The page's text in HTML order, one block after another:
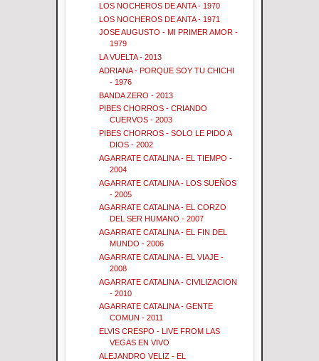
LOS NOCHEROS DE ANTA - 1970
LOS NOCHEROS DE ANTA - 1971
JOSE AUGUSTO - MI PRIMER AMOR -
1979
LA VUELTA - 2013
ADRIANA - PORQUE SOY TU CHICHI
- 1976
BANDA ZERO - 2013
PIBES CHORROS - CRIANDO
CUERVOS - 2003
PIBES CHORROS - SOLO LE PIDO A
DIOS - 2002
AGARRATE CATALINA - EL TIEMPO -
2004
AGARRATE CATALINA - LOS SUEÑOS
- 2005
AGARRATE CATALINA - EL CORZO
DEL SER HUMANO - 2007
AGARRATE CATALINA - EL FIN DEL
MUNDO - 2006
AGARRATE CATALINA - EL VIAJE -
2008
AGARRATE CATALINA - CIVILIZACION
- 2010
AGARRATE CATALINA - GENTE
COMUN - 2011
ELVIS CRESPO - LIVE FROM LAS
VEGAS EN VIVO
ALEJANDRO VELIZ - EL